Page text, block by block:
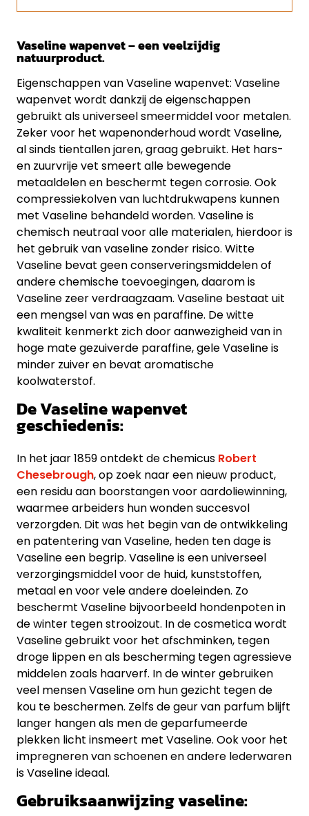
Vaseline wapenvet – een veelzijdig
natuurproduct.
Eigenschappen van Vaseline wapenvet: Vaseline
wapenvet wordt dankzij de eigenschappen
gebruikt als universeel smeermiddel voor metalen.
Zeker voor het wapenonderhoud wordt Vaseline,
al sinds tientallen jaren, graag gebruikt. Het hars-
en zuurvrije vet smeert alle bewegende
metaaldelen en beschermt tegen corrosie. Ook
compressiekolven van luchtdrukwapens kunnen
met Vaseline behandeld worden. Vaseline is
chemisch neutraal voor alle materialen, hierdoor is
het gebruik van vaseline zonder risico. Witte
Vaseline bevat geen conserveringsmiddelen of
andere chemische toevoegingen, daarom is
Vaseline zeer verdraagzaam. Vaseline bestaat uit
een mengsel van was en paraffine. De witte
kwaliteit kenmerkt zich door aanwezigheid van in
hoge mate gezuiverde paraffine, gele Vaseline is
minder zuiver en bevat aromatische
koolwaterstof.
De Vaseline wapenvet
geschiedenis:
In het jaar 1859 ontdekt de chemicus Robert
Chesebrough, op zoek naar een nieuw product,
een residu aan boorstangen voor aardoliewinning,
waarmee arbeiders hun wonden succesvol
verzorgden. Dit was het begin van de ontwikkeling
en patentering van Vaseline, heden ten dage is
Vaseline een begrip. Vaseline is een universeel
verzorgingsmiddel voor de huid, kunststoffen,
metaal en voor vele andere doeleinden. Zo
beschermt Vaseline bijvoorbeeld hondenpoten in
de winter tegen strooizout. In de cosmetica wordt
Vaseline gebruikt voor het afschminken, tegen
droge lippen en als bescherming tegen agressieve
middelen zoals haarverf. In de winter gebruiken
veel mensen Vaseline om hun gezicht tegen de
kou te beschermen. Zelfs de geur van parfum blijft
langer hangen als men de geparfumeerde
plekken licht insmeert met Vaseline. Ook voor het
impregneren van schoenen en andere lederwaren
is Vaseline ideaal.
Gebruiksaanwijzing vaseline: